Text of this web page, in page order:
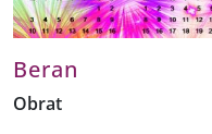
Beran
Obrat